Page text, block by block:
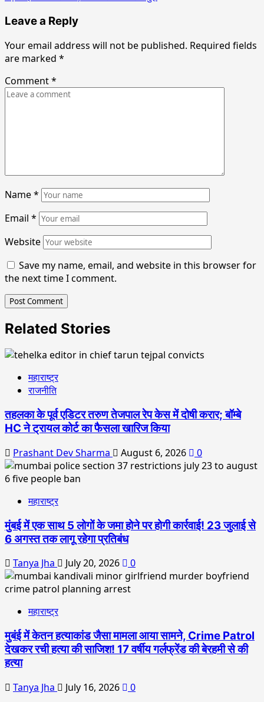
Leave a Reply
Your email address will not be published. Required fields
are marked *
Comment*
Name*
Email *
Website
Save my name, email, and website in this browser for
the next time I comment.
Related Stories
महाराष्ट्र
राजनीति
तहलका के पूर्व एडिटर तरुण तेजपाल रेप केस में दोषी करार; बॉम्बे
HC ने ट्रायल कोर्ट का फैसला खारिज किया
Prashant Dev Sharma August 6, 2026 0
महाराष्ट्र
मुंबई में एक साथ 5 लोगों के जमा होने पर होगी कार्रवाई! 23 जुलाई से
6 अगस्त तक लागू रहेगा प्रतिबंध
Tanya Jha July 20, 2026 0
महाराष्ट्र
मुबंई में केतन हत्याकांड जैसा मामला आया सामने, Crime Patrol
देखकर रची हत्या की साजिश! 17 वर्षीय गर्लफ्रेंड की बेरहमी से की
हत्या
Tanya Jha July 16, 2026 0